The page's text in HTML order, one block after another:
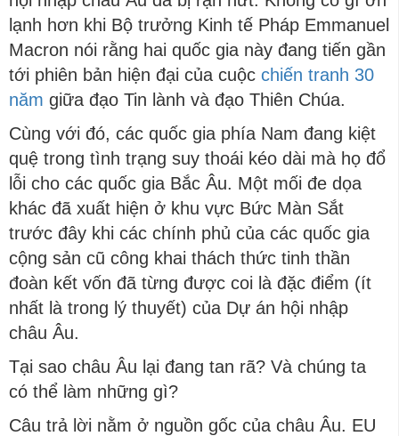
lạnh hơn khi Bộ trưởng Kinh tế Pháp Emmanuel
Macron nói rằng hai quốc gia này đang tiến gần
tới phiên bản hiện đại của cuộc chiến tranh 30
năm giữa đạo Tin lành và đạo Thiên Chúa.
Cùng với đó, các quốc gia phía Nam đang kiệt
quệ trong tình trạng suy thoái kéo dài mà họ đổ
lỗi cho các quốc gia Bắc Âu. Một mối đe dọa
khác đã xuất hiện ở khu vực Bức Màn Sắt
trước đây khi các chính phủ của các quốc gia
cộng sản cũ công khai thách thức tinh thần
đoàn kết vốn đã từng được coi là đặc điểm (ít
nhất là trong lý thuyết) của Dự án hội nhập
châu Âu.
Tại sao châu Âu lại đang tan rã? Và chúng ta
có thể làm những gì?
Câu trả lời nằm ở nguồn gốc của châu Âu. EU